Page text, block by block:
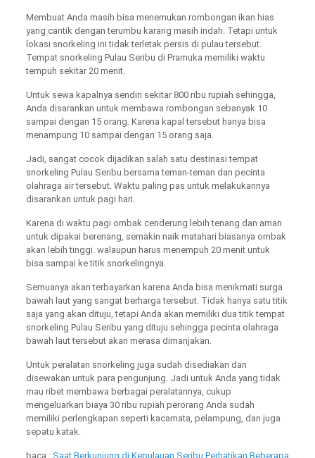
Membuat Anda masih bisa menemukan rombongan ikan hias
yang cantik dengan terumbu karang masih indah. Tetapi untuk
lokasi snorkeling ini tidak terletak persis di pulau tersebut.
Tempat snorkeling Pulau Seribu di Pramuka memiliki waktu
tempuh sekitar 20 menit.
Untuk sewa kapalnya sendiri sekitar 800 ribu rupiah sehingga,
Anda disarankan untuk membawa rombongan sebanyak 10
sampai dengan 15 orang. Karena kapal tersebut hanya bisa
menampung 10 sampai dengan 15 orang saja.
Jadi, sangat cocok dijadikan salah satu destinasi tempat
snorkeling Pulau Seribu bersama teman-teman dan pecinta
olahraga air tersebut. Waktu paling pas untuk melakukannya
disarankan untuk pagi hari.
Karena di waktu pagi ombak cenderung lebih tenang dan aman
untuk dipakai berenang, semakin naik matahari biasanya ombak
akan lebih tinggi. walaupun harus menempuh 20 menit untuk
bisa sampai ke titik snorkelingnya.
Semuanya akan terbayarkan karena Anda bisa menikmati surga
bawah laut yang sangat berharga tersebut. Tidak hanya satu titik
saja yang akan dituju, tetapi Anda akan memiliki dua titik tempat
snorkeling Pulau Seribu yang dituju sehingga pecinta olahraga
bawah laut tersebut akan merasa dimanjakan.
Untuk peralatan snorkeling juga sudah disediakan dan
disewakan untuk para pengunjung. Jadi untuk Anda yang tidak
mau ribet membawa berbagai peralatannya, cukup
mengeluarkan biaya 30 ribu rupiah perorang Anda sudah
memiliki perlengkapan seperti kacamata, pelampung, dan juga
sepatu katak.
baca : Saat Berkunjung di Kepulauan Seribu Perhatikan Beberapa